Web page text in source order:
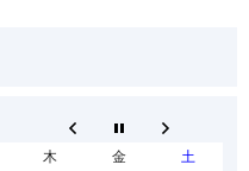
木 金
土